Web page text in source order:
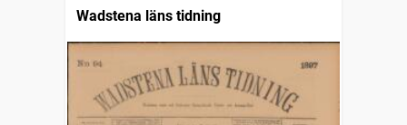
Wadstena läns tidning